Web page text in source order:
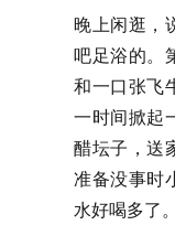
晚上闲逛，
吧足浴的。
和一口张飞
一时间掀起
醋坛子，送
准备没事时
水好喝多